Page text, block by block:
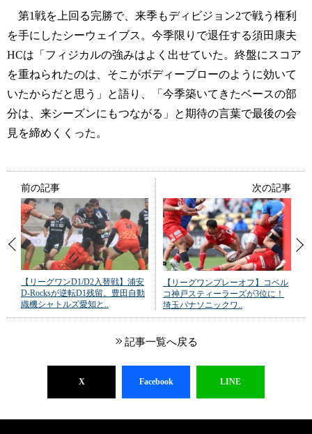
第1戦を上回る完勝で、来季もディビジョン2で戦う権利
を手にしたシーウェイブス。今季限りで退任する須田康夫
HCは「フィジカルの強みはよく出せていた。終盤にスコア
を重ねられたのは、そこがボディーブローのように効いて
いたからだと思う」と語り、「今季築いてきたベースの部
分は、来シーズンにもつながる」と期待の言葉で最後の会
見を締めくくった。
前の記事
【リーグワンD1/D2入替戦】浦安
D-Rocksが逆転D1残留。豊田自動
織機シャトルズ愛知と..
次の記事
【リーグワンプレーオフ】コベル
コ神戸スティーラーズが3位に！
埼玉パナソニックワ..
記事一覧へ戻る
X Facebook LINE